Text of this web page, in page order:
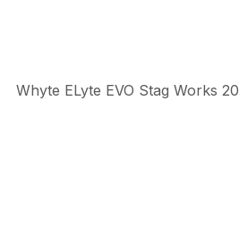
Whyte ELyte EVO Stag Works